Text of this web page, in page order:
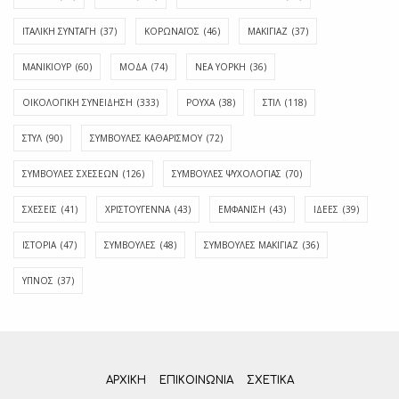
ΙΤΑΛΙΚΗ ΣΥΝΤΑΓΗ (37) ΚΟΡΩΝΑΪΟΣ (46) ΜΑΚΙΓΙΑΖ (37)
ΜΑΝΙΚΙΟΥΡ (60) ΜΟΔΑ (74) ΝΕΑ ΥΟΡΚΗ (36)
ΟΙΚΟΛΟΓΙΚΗ ΣΥΝΕΙΔΗΣΗ (333) ΡΟΥΧΑ (38) ΣΤΙΛ (118)
ΣΤΥΛ (90) ΣΥΜΒΟΥΛΕΣ ΚΑΘΑΡΙΣΜΟΥ (72)
ΣΥΜΒΟΥΛΕΣ ΣΧΕΣΕΩΝ (126) ΣΥΜΒΟΥΛΕΣ ΨΥΧΟΛΟΓΙΑΣ (70)
ΣΧΕΣΕΙΣ (41) ΧΡΙΣΤΟΥΓΕΝΝΑ (43) ΕΜΦΆΝΙΣΗ (43) ΙΔΈΕΣ (39)
ΙΣΤΟΡΊΑ (47) ΣΥΜΒΟΥΛΈΣ (48) ΣΥΜΒΟΥΛΈΣ ΜΑΚΙΓΙΆΖ (36)
ΎΠΝΟΣ (37)
ΑΡΧΙΚΗ ΕΠΙΚΟΙΝΩΝΊΑ ΣΧΕΤΙΚΆ